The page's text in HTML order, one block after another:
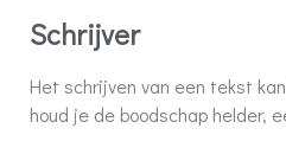
Schrijver
Het schrijven van een tekst
houd je de boodschap helder,